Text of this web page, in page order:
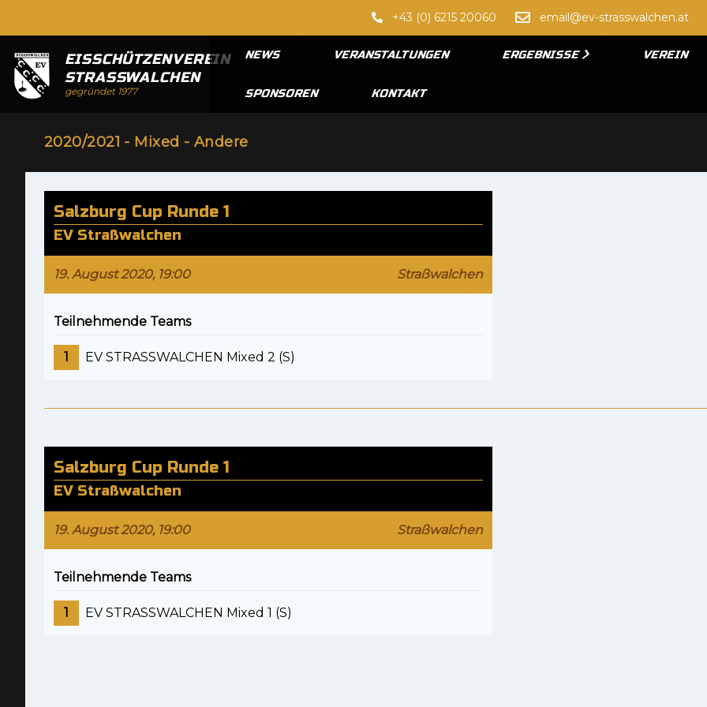
+43 (0) 6215 20060 email@ev-strasswalchen.at
EISSCHÜTZENVEREIN
STRASSWALCHEN
gegründet 1977
NEWS VERANSTALTUNGEN ERGEBNISSE VEREIN
SPONSOREN KONTAKT
2020/2021 - Mixed - Andere
Salzburg Cup Runde 1
EV Straßwalchen
19. August 2020, 19:00 Straßwalchen
Teilnehmende Teams
1 EV STRASSWALCHEN Mixed 2 (S)
Salzburg Cup Runde 1
EV Straßwalchen
19. August 2020, 19:00 Straßwalchen
Teilnehmende Teams
1 EV STRASSWALCHEN Mixed 1 (S)